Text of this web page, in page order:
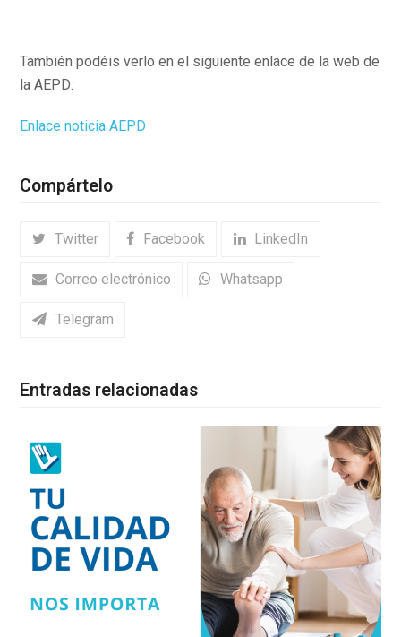
También podéis verlo en el siguiente enlace de la web de
la AEPD:
Enlace noticia AEPD
Compártelo
Twitter Facebook LinkedIn
Correo electrónico Whatsapp
Telegram
Entradas relacionadas